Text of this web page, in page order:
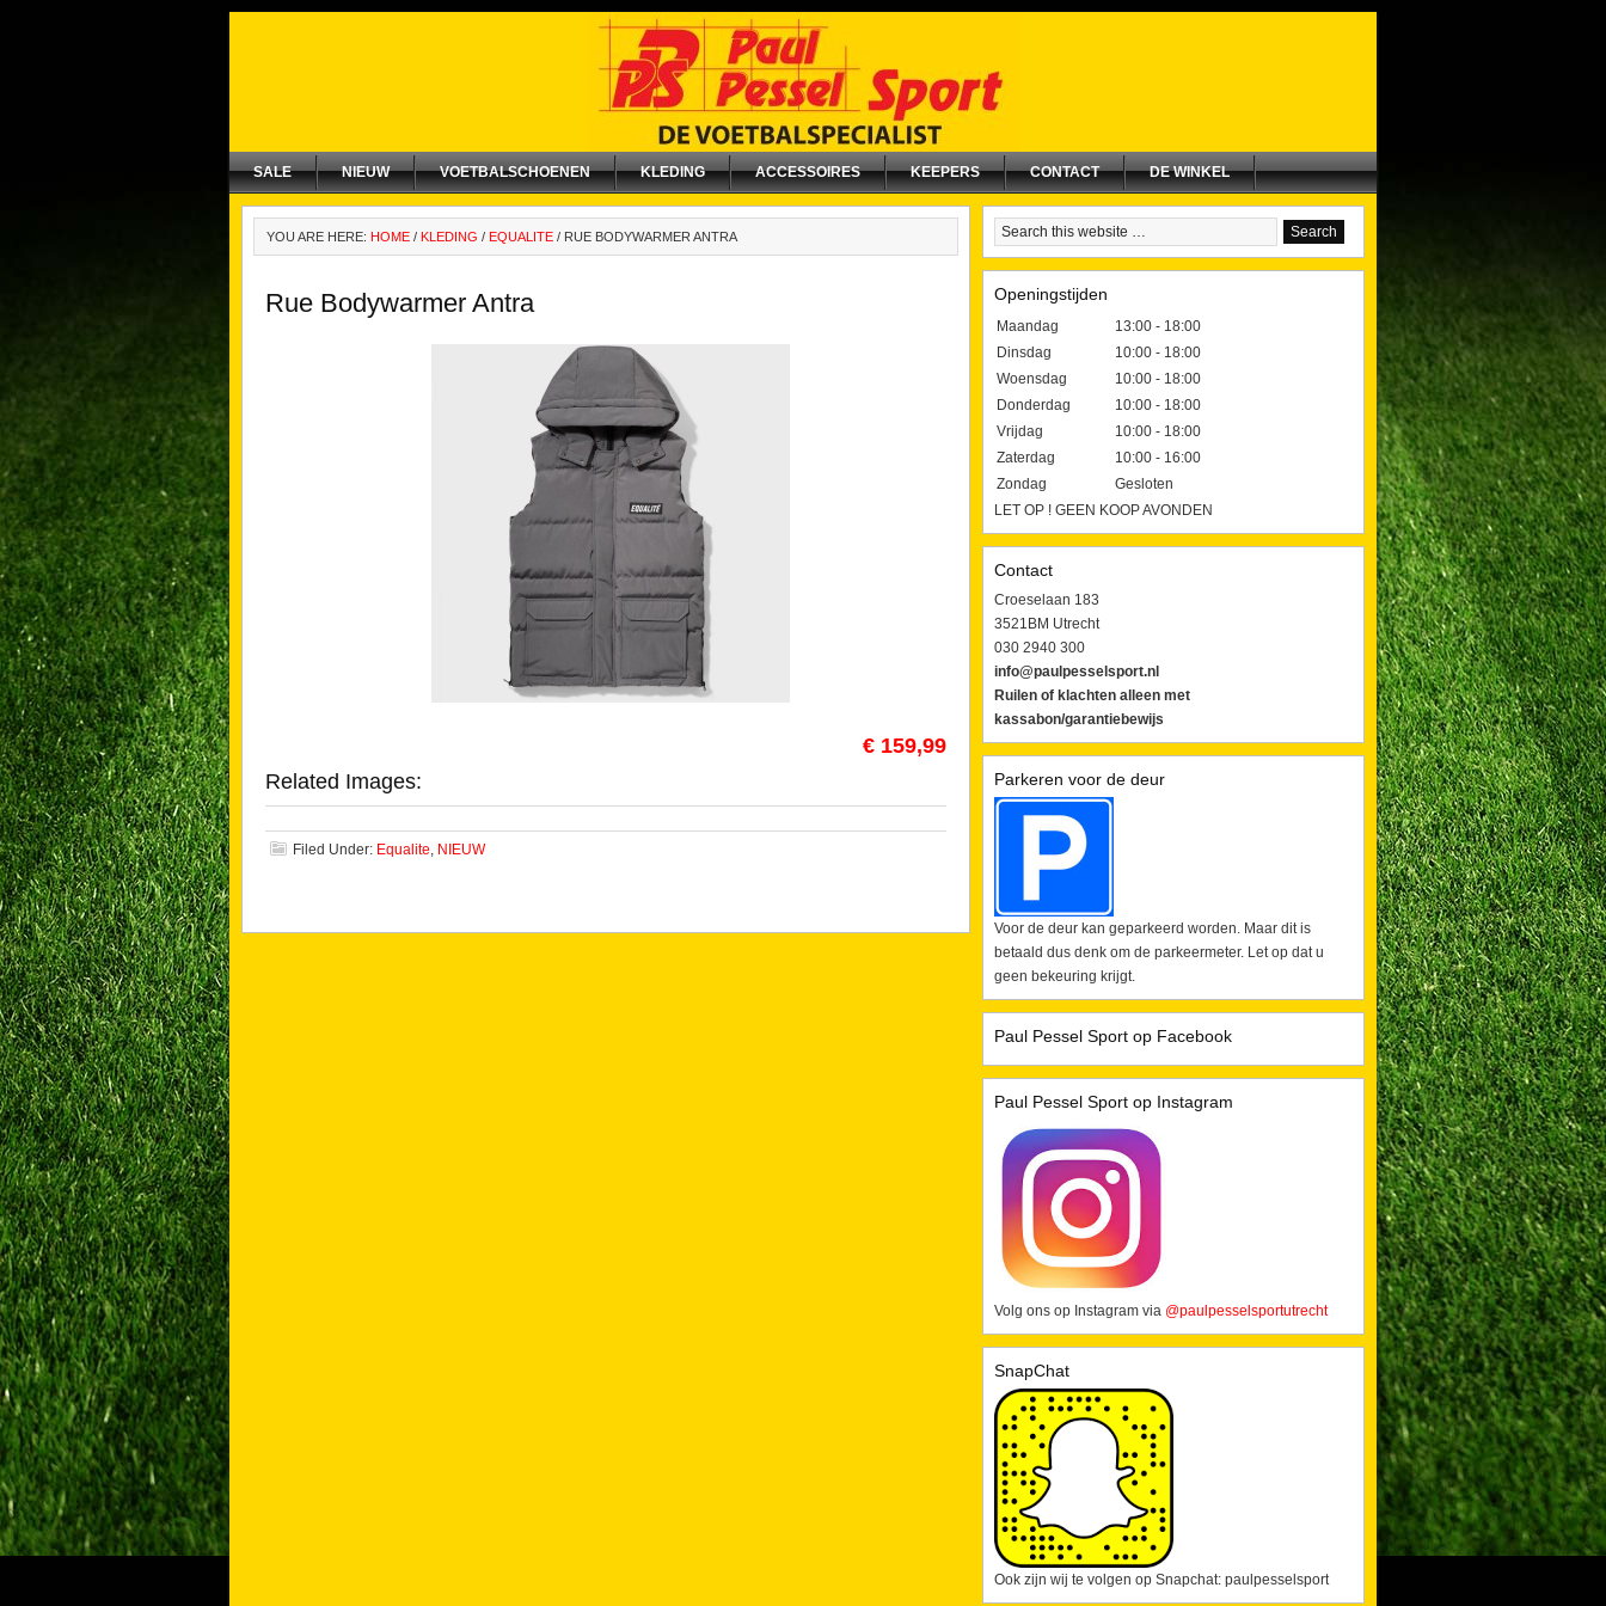
SALE NIEUW VOETBALSCHOENEN KLEDING ACCESSOIRES KEEPERS CONTACT DE WINKEL
YOU ARE HERE: HOME / KLEDING / EQUALITE / RUE BODYWARMER ANTRA
Rue Bodywarmer Antra
€ 159,99
Related Images:
Filed Under: Equalite, NIEUW
Openingstijden
Maandag
13:00 - 18:00
Dinsdag
10:00 - 18:00
Woensdag
10:00 - 18:00
Donderdag
10:00 - 18:00
Vrijdag
10:00 - 18:00
Zaterdag
10:00 - 16:00
Zondag
Gesloten
LET OP ! GEEN KOOP AVONDEN
Contact
Croeselaan 183
3521BM Utrecht
030 2940 300
info@paulpesselsport.nl
Ruilen of klachten alleen met
kassabon/garantiebewijs
Parkeren voor de deur
Voor de deur kan geparkeerd worden. Maar dit is
betaald dus denk om de parkeermeter. Let op dat u
geen bekeuring krijgt.
Paul Pessel Sport op Facebook
Paul Pessel Sport op Instagram
Volg ons op Instagram via @paulpesselsportutrecht
SnapChat
Ook zijn wij te volgen op Snapchat: paulpesselsport